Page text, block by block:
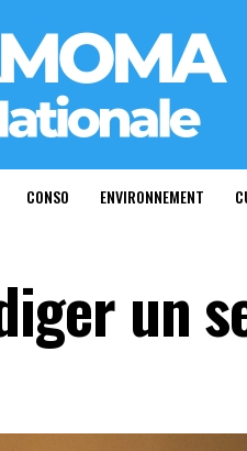
CONSO ENVIRONNEMENT
un